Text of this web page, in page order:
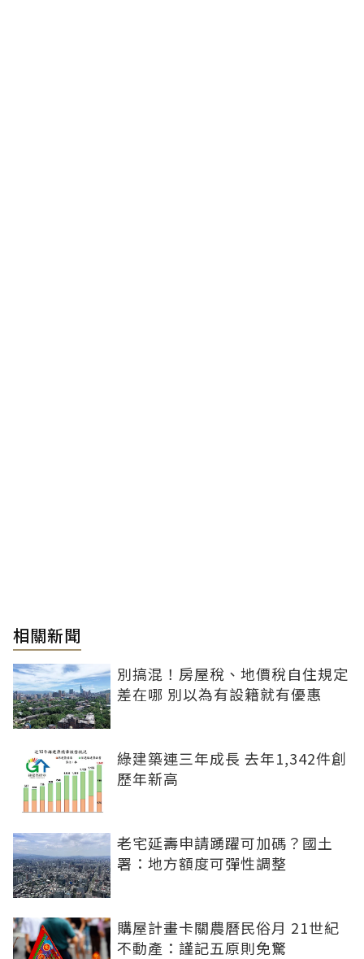
相關新聞
別搞混！房屋稅、地價稅自住規定
差在哪 別以為有設籍就有優惠
綠建築連三年成長 去年1,342件創
歷年新高
老宅延壽申請踴躍可加碼？國土
署：地方額度可彈性調整
購屋計畫卡關農曆民俗月 21世紀
不動產：謹記五原則免驚